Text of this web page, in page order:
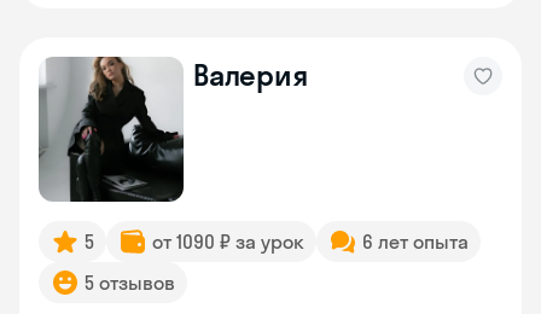
Валерия
5 от 1090 ₽ за урок
6 лет опыта
5 отзывов